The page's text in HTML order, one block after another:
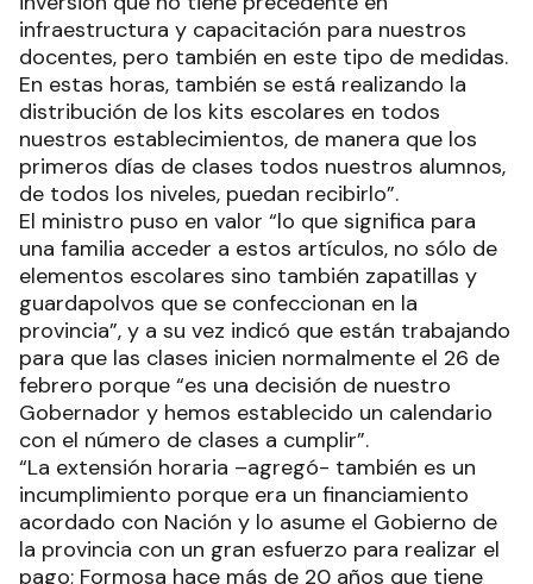
infraestructura y capacitación para nuestros
docentes, pero también en este tipo de medidas.
En estas horas, también se está realizando la
distribución de los kits escolares en todos
nuestros establecimientos, de manera que los
primeros días de clases todos nuestros alumnos,
de todos los niveles, puedan recibirlo”.
El ministro puso en valor “lo que significa para
una familia acceder a estos artículos, no sólo de
elementos escolares sino también zapatillas y
guardapolvos que se confeccionan en la
provincia”, y a su vez indicó que están trabajando
para que las clases inicien normalmente el 26 de
febrero porque “es una decisión de nuestro
Gobernador y hemos establecido un calendario
con el número de clases a cumplir”.
“La extensión horaria –agregó- también es un
incumplimiento porque era un financiamiento
acordado con Nación y lo asume el Gobierno de
la provincia con un gran esfuerzo para realizar el
pago; Formosa hace más de 20 años que tiene